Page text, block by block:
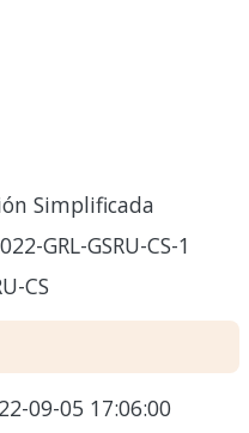
Simplificada
GRL-GSRU-CS-1
CS
09-05 17:06:00